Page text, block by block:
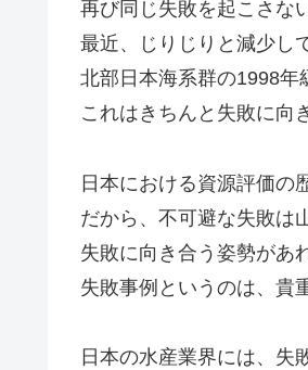
再び同じ失敗を起こさな
最近、じりじりと減少し
北部日本海系群の1998年
これはきちんと失敗に向
日本における資源評価の
だから、不可避な失敗は
失敗に向き合う姿勢があ
失敗事例というのは、貴
日本の水産業界には、失